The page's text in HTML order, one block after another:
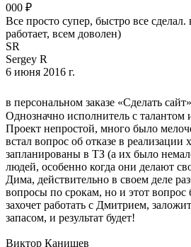
000 ₽
Все просто супер, быстро все сделал.
работает, всем доволен)
SR
Sergey R
6 июня 2016 г.
в персональном заказе «Сделать
Однозначно исполнитель с талантом
Проект непростой, много было
встал вопрос об отказе в реализации
запланированы в ТЗ (а их было
людей, особенно когда они делают
Дима, действительно в своем деле
вопросы по срокам, но и этот
захочет работать с Дмитрием,
запасом, и результат будет!
Виктор Канищев